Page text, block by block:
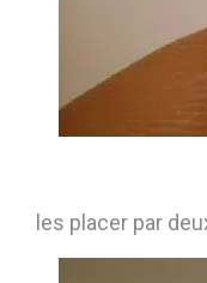
les placer par